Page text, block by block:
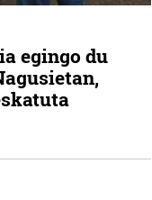
egingo du